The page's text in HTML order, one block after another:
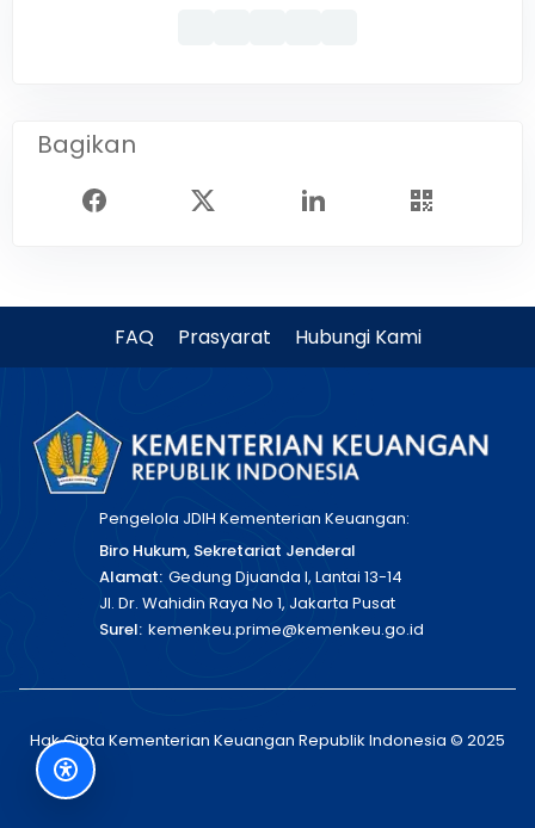
Bagikan
FAQ Prasyarat Hubungi Kami
Pengelola JDIH Kementerian Keuangan:
Biro Hukum, Sekretariat Jenderal
Alamat: Gedung Djuanda I, Lantai 13-14
Jl. Dr. Wahidin Raya No 1, Jakarta Pusat
Surel: kemenkeu.prime@kemenkeu.go.id
Hak Cipta Kementerian Keuangan Republik Indonesia © 2025